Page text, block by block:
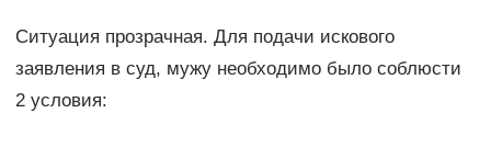
Ситуация прозрачная. Для подачи искового
заявления в суд, мужу необходимо было соблюсти
2 условия: